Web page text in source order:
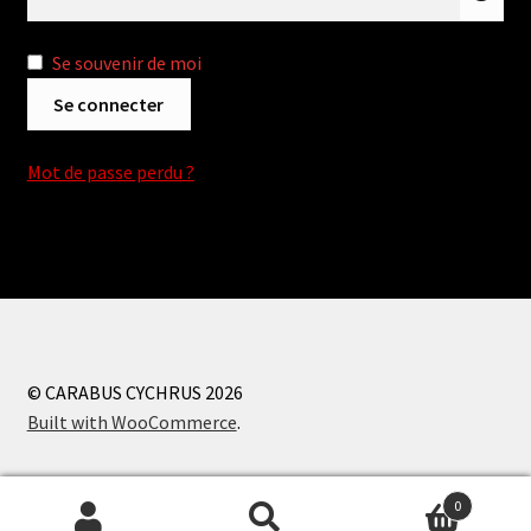
Se souvenir de moi
Se connecter
Mot de passe perdu ?
© CARABUS CYCHRUS 2026
Built with WooCommerce.
0